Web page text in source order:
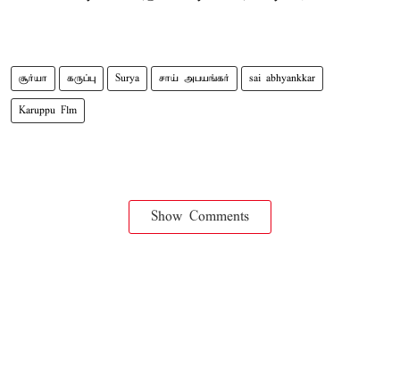
சூர்யா கருப்பு Surya சாய் அபயங்கர் sai abhyankkar
Karuppu Flm
Show Comments